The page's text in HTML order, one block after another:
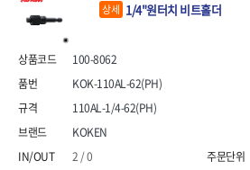
- 절연비트홀다
- 절연비트홀다드라이버
- 방폭망치
- 절연L렌치
- 절연니퍼
- 절연가위
상세 1/4"원터치 비트홀더
100-8062
KOKEN
2 / 0
KOK-110AL-62(PH)
110AL-1/4-62(PH)